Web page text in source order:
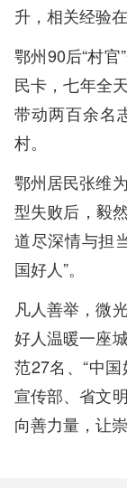
升，相关经验
鄂州90后“村
民卡，七年全
带动两百余名
村。
鄂州居民张维
型失败后，毅
道尽深情与担
国好人”。
凡人善举，微
好人温暖一座
范27名、“中
宣传部、省文
向善力量，让